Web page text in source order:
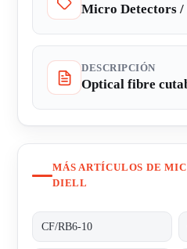
Micro Detectors
DESCRIPCIÓN
Optical fibre
MÁS ARTÍCULOS DE
DIELL
CF/RB6-10